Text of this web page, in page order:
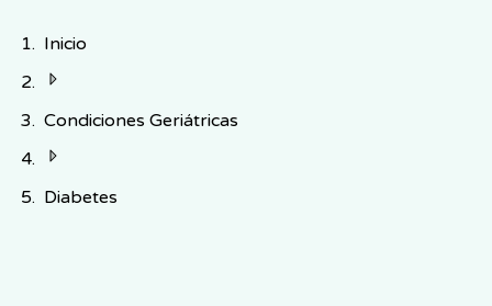
Inicio
Condiciones Geriátricas
Diabetes